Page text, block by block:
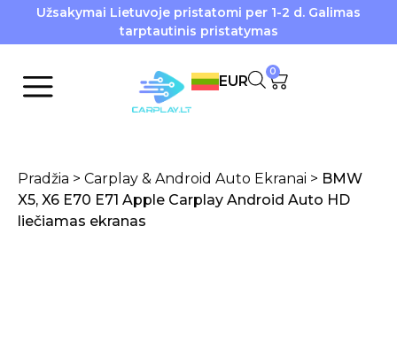
Užsakymai Lietuvoje pristatomi per 1-2 d. Galimas
tarptautinis pristatymas
EUR
0
Pradžia > Carplay & Android Auto Ekranai > BMW
X5, X6 E70 E71 Apple Carplay Android Auto HD
liečiamas ekranas